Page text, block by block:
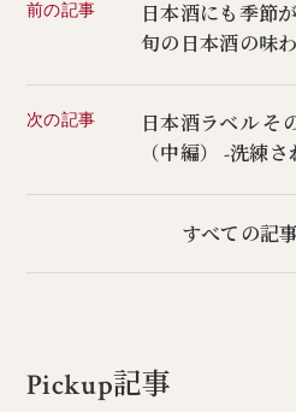
前の記事
日本酒にも季節
旬の日本酒の味
次の記事
日本酒ラベル そ
（中編） -洗練
すべての記
Pickup記事